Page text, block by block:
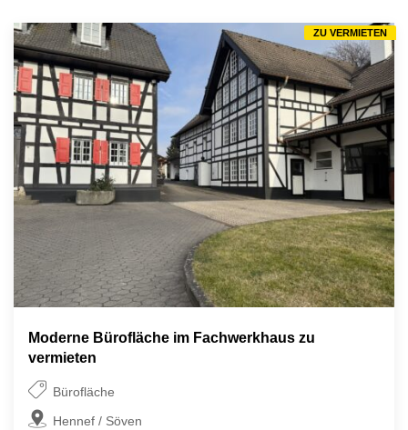
Moderne Bürofläche im Fachwerkhaus zu
vermieten
Bürofläche
Hennef / Söven
ZU VERMIETEN